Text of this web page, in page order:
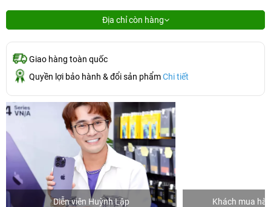
Địa chỉ còn hàng
Giao hàng toàn quốc
Quyền lợi bảo hành & đổi sản phẩmChi tiết
Diễn viên Huỳnh Lập Khách mua